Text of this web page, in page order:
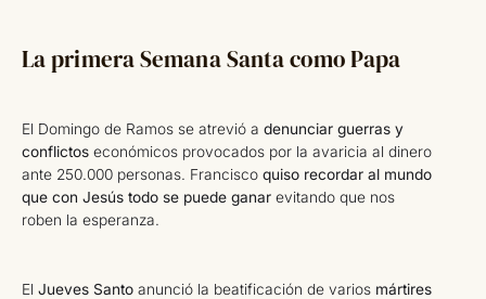
La primera Semana Santa como Papa
El Domingo de Ramos se atrevió a denunciar guerras y
conflictos económicos provocados por la avaricia al dinero
ante 250.000 personas. Francisco quiso recordar al mundo
que con Jesús todo se puede ganar evitando que nos
roben la esperanza.
El Jueves Santo anunció la beatificación de varios mártires